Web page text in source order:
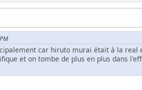
car hiruto murai était à la real
et on tombe de plus en plus dans